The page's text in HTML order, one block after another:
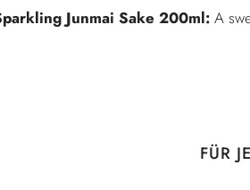
Junmai Sake 200ml: A
FÜR